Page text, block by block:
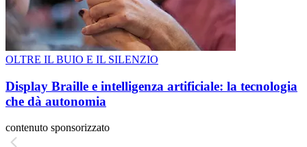
OLTRE IL BUIO E IL SILENZIO
Display Braille e intelligenza artificiale: la tecnologia
che dà autonomia
contenuto sponsorizzato